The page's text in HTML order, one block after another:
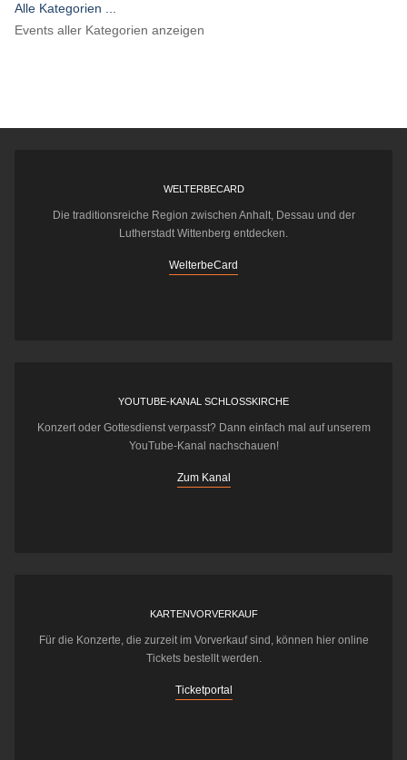
Alle Kategorien ...
Events aller Kategorien anzeigen
WELTERBECARD
Die traditionsreiche Region zwischen Anhalt, Dessau und der
Lutherstadt Wittenberg entdecken.
WelterbeCard
YOUTUBE-KANAL SCHLOSSKIRCHE
Konzert oder Gottesdienst verpasst? Dann einfach mal auf unserem
YouTube-Kanal nachschauen!
Zum Kanal
KARTENVORVERKAUF
Für die Konzerte, die zurzeit im Vorverkauf sind, können hier online
Tickets bestellt werden.
Ticketportal